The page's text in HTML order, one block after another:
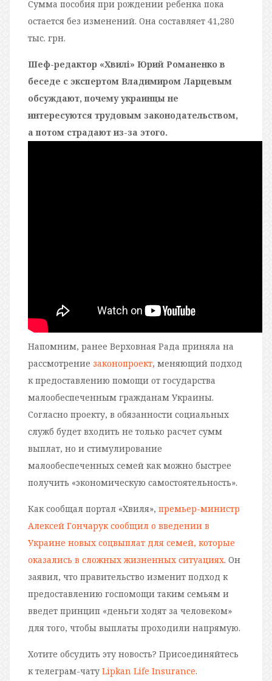
Сумма пособия при рождении ребенка пока
остается без изменений. Она составляет 41,280
тыс. грн.
Шеф-редактор «Хвилi» Юрий Романенко в
беседе с экспертом Владимиром Ларцевым
обсуждают, почему украинцы не
интересуются трудовым законодательством,
а потом страдают из-за этого.
Напомним, ранее Верховная Рада приняла на
рассмотрение законопроект, меняющий подход
к предоставлению помощи от государства
малообеспеченным гражданам Украины.
Согласно проекту, в обязанности социальных
служб будет входить не только расчет сумм
выплат, но и стимулирование
малообеспеченных семей как можно быстрее
получить «экономическую самостоятельность».
Как сообщал портал «Хвиля», премьер-министр
Алексей Гончарук сообщил о введении в
Украине новых соцвыплат для семей, которые
оказались в сложных жизненных ситуациях. Он
заявил, что правительство изменит подход к
предоставлению госпомощи таким семьям и
введет принцип «деньги ходят за человеком»
для того, чтобы выплаты проходили напрямую.
Хотите обсудить эту новость? Присоединяйтесь
к телеграм-чату Lipkan Life Insurance.